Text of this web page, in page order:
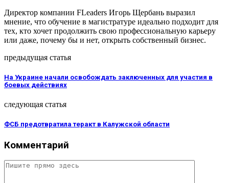
Директор компании FLeaders Игорь Щербань выразил
мнение, что обучение в магистратуре идеально подходит для
тех, кто хочет продолжить свою профессиональную карьеру
или даже, почему бы и нет, открыть собственный бизнес.
предыдущая статья
На Украине начали освобождать заключенных для участия в
боевых действиях
следующая статья
ФСБ предотвратила теракт в Калужской области
Комментарий